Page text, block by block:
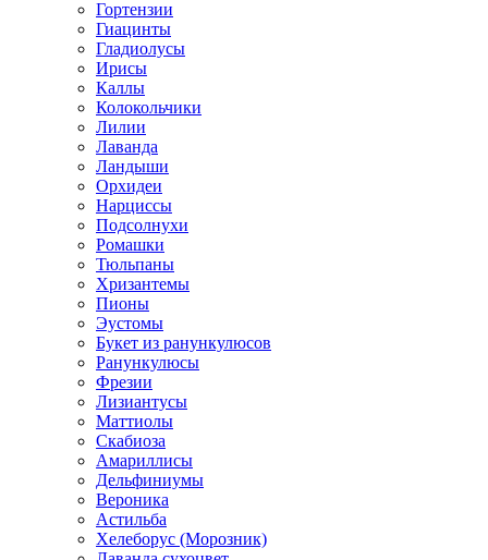
Гортензии
Гиацинты
Гладиолусы
Ирисы
Каллы
Колокольчики
Лилии
Лаванда
Ландыши
Орхидеи
Нарциссы
Подсолнухи
Ромашки
Тюльпаны
Хризантемы
Пионы
Эустомы
Букет из ранункулюсов
Ранункулюсы
Фрезии
Лизиантусы
Маттиолы
Скабиоза
Амариллисы
Дельфиниумы
Вероника
Астильба
Хелеборус (Морозник)